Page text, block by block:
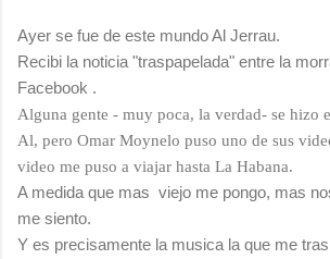
Ayer se fue de este mundo Al Jerrau.
Recibi la noticia "traspapelada" entre la
Facebook .
Alguna gente - muy poca, la verdad- se hizo
Al, pero Omar Moynelo puso uno de sus
video me puso a viajar hasta La Habana.
A medida que mas viejo me pongo, mas
me siento.
Y es precisamente la musica la que me